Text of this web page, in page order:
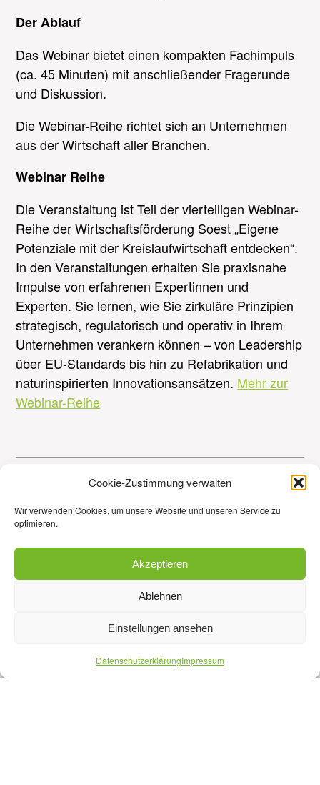
Cookie-Zustimmung verwalten
Wir verwenden Cookies, um unsere Website und unseren Service zu
optimieren.
Akzeptieren
Ablehnen
Einstellungen ansehen
DatenschutzerklärungImpressum
Der Ablauf
Das Webinar bietet einen kompakten Fachimpuls
(ca. 45 Minuten) mit anschließender Fragerunde
und Diskussion.
Die Webinar-Reihe richtet sich an Unternehmen
aus der Wirtschaft aller Branchen.
Webinar Reihe
Die Veranstaltung ist Teil der vierteiligen Webinar-
Reihe der Wirtschaftsförderung Soest „Eigene
Potenziale mit der Kreislaufwirtschaft entdecken“.
In den Veranstaltungen erhalten Sie praxisnahe
Impulse von erfahrenen Expertinnen und
Experten. Sie lernen, wie Sie zirkuläre Prinzipien
strategisch, regulatorisch und operativ in Ihrem
Unternehmen verankern können – von Leadership
über EU-Standards bis hin zu Refabrikation und
naturinspirierten Innovationsansätzen. Mehr zur
Webinar-Reihe
Das Format ist Teil des Projekts CE:FIRE –
zirkulär.frugal.regenerativ. welches vom Land
NRW und der Europäischen Union gefördert wird.